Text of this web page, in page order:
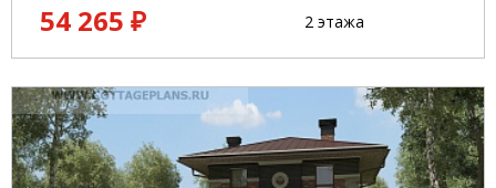
54 265 ₽
2 этажа